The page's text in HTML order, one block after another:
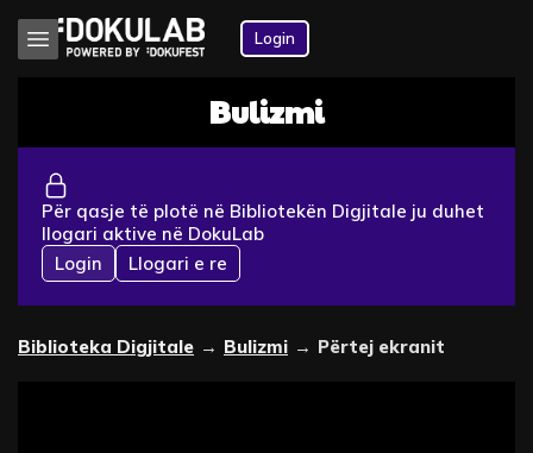
Login
Bulizmi
Për qasje të plotë në Bibliotekën Digjitale ju duhet
llogari aktive në DokuLab
Login
Llogari e re
Biblioteka Digjitale → Bulizmi → Përtej ekranit